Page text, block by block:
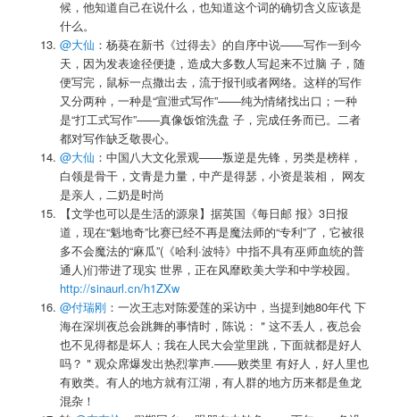
候，他知道自己在说什么，也知道这个词的确切含义应该是
什么。
@大仙 ：杨葵在新书《过得去》的自序中说——写作一到今
天，因为发表途径便捷，造成大多数人写起来不过脑 子，随
便写完，鼠标一点撒出去，流于报刊或者网络。这样的写作
又分两种，一种是“宣泄式写作”——纯为情绪找出口；一种
是“打工式写作”——真像饭馆洗盘 子，完成任务而已。二者
都对写作缺乏敬畏心。
@大仙 ：中国八大文化景观——叛逆是先锋，另类是榜样，
白领是骨干，文青是力量，中产是得瑟，小资是装相， 网友
是亲人，二奶是时尚
【文学也可以是生活的源泉】据英国《每日邮 报》3日报
道，现在“魁地奇”比赛已经不再是魔法师的“专利”了，它被很
多不会魔法的“麻瓜”(《哈利·波特》中指不具有巫师血统的普
通人)们带进了现实 世界，正在风靡欧美大学和中学校园。
http://sinaurl.cn/h1ZXw
@付瑞刚：一次王志对陈爱莲的采访中，当提到她80年代 下
海在深圳夜总会跳舞的事情时，陈说：＂这不丢人，夜总会
也不见得都是坏人；我在人民大会堂里跳，下面就都是好人
吗？＂观众席爆发出热烈掌声.——败类里 有好人，好人里也
有败类。有人的地方就有江湖，有人群的地方历来都是鱼龙
混杂！